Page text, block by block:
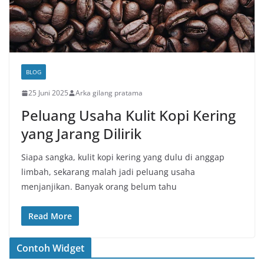
BLOG
25 Juni 2025 Arka gilang pratama
Peluang Usaha Kulit Kopi Kering
yang Jarang Dilirik
Siapa sangka, kulit kopi kering yang dulu di anggap
limbah, sekarang malah jadi peluang usaha
menjanjikan. Banyak orang belum tahu
Read More
Contoh Widget